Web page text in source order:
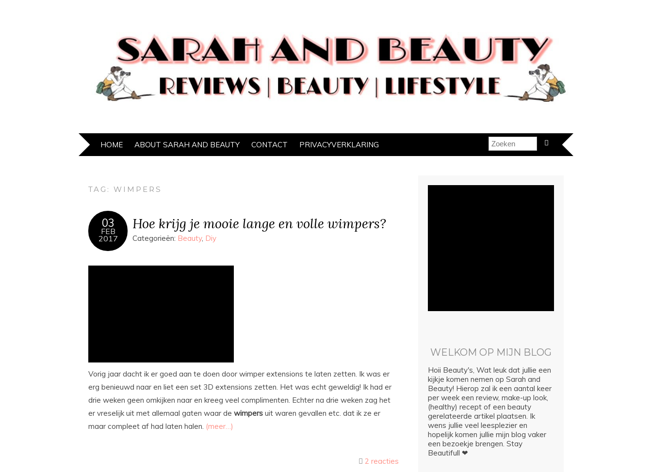
HOME ABOUT SARAH AND BEAUTY CONTACT PRIVACYVERKLARING
TAG:WIMPERS
03
FEB
2017
Hoe krijg je mooie lange en volle wimpers?
Categorieën: Beauty, Diy
Vorig jaar dacht ik er goed aan te doen door wimper extensions te laten zetten. Ik was er
erg benieuwd naar en liet een set 3D extensions zetten. Het was echt geweldig! Ik had er
drie weken geen omkijken naar en kreeg veel complimenten. Echter na drie weken zag het
er vreselijk uit met allemaal gaten waar de wimpers uit waren gevallen etc. dat ik ze er
maar compleet af had laten halen. (meer…)
2 reacties
WELKOM OP MIJN BLOG
Hoii Beauty's, Wat leuk dat jullie een
kijkje komen nemen op Sarah and
Beauty! Hierop zal ik een aantal keer
per week een review, make-up look,
(healthy) recept of een beauty
gerelateerde artikel plaatsen. Ik
wens jullie veel leesplezier en
hopelijk komen jullie mijn blog vaker
een bezoekje brengen. Stay
Beautifull ❤